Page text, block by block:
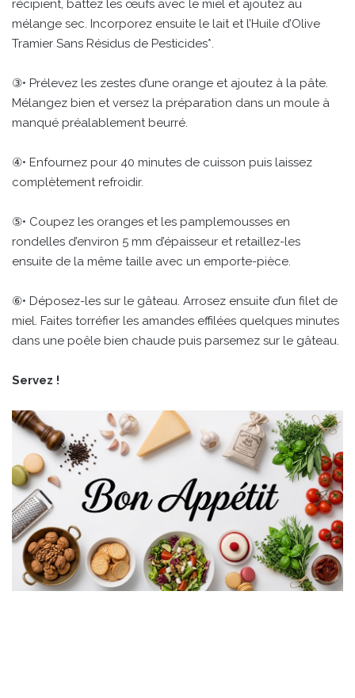
récipient, battez les œufs avec le miel et ajoutez au
mélange sec. Incorporez ensuite le lait et l’Huile d’Olive
Tramier Sans Résidus de Pesticides*.
③• Prélevez les zestes d’une orange et ajoutez à la pâte.
Mélangez bien et versez la préparation dans un moule à
manqué préalablement beurré.
④• Enfournez pour 40 minutes de cuisson puis laissez
complètement refroidir.
⑤• Coupez les oranges et les pamplemousses en
rondelles d’environ 5 mm d’épaisseur et retaillez-les
ensuite de la même taille avec un emporte-pièce.
⑥• Déposez-les sur le gâteau. Arrosez ensuite d’un filet de
miel. Faites torréfier les amandes effilées quelques minutes
dans une poêle bien chaude puis parsemez sur le gâteau.
Servez !